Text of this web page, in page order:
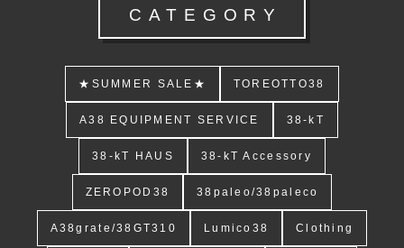
CATEGORY
★SUMMER SALE★ TOREOTTO38
A38 EQUIPMENT SERVICE 38-kT
38-kT HAUS 38-kT Accessory
ZEROPOD38 38paleo/38paleco
A38grate/38GT310 Lumico38 Clothing